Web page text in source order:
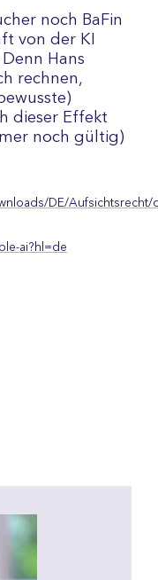
noch BaFin
von der KI
Hans
rechnen,
dieser Effekt
noch gültig)
DE/
ai?hl=de